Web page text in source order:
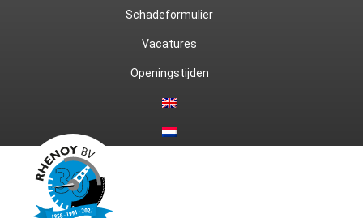
Schadeformulier
Vacatures
Openingstijden